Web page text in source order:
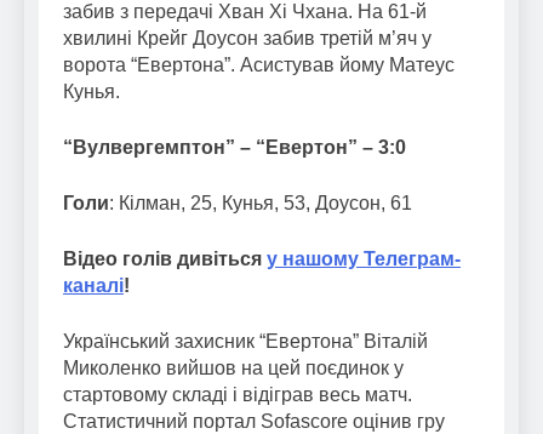
забив з передачі Хван Хі Чхана. На 61-й
хвилині Крейг Доусон забив третій м’яч у
ворота “Евертона”. Асистував йому Матеус
Кунья.
“Вулвергемптон” – “Евертон” – 3:0
Голи: Кілман, 25, Кунья, 53, Доусон, 61
Відео голів дивіться у нашому Телеграм-
каналі!
Український захисник “Евертона” Віталій
Миколенко вийшов на цей поєдинок у
стартовому складі і відіграв весь матч.
Статистичний портал Sofascore оцінив гру